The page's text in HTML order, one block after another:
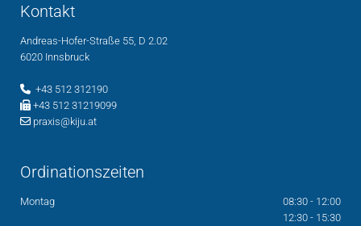
Kontakt
Andreas-Hofer-Straße 55, D 2.02
6020 Innsbruck
 +43 512 312190
 +43 512 31219099
 praxis@kiju.at
Ordinationszeiten
Montag
08:30 - 12:00
12:30 - 15:30